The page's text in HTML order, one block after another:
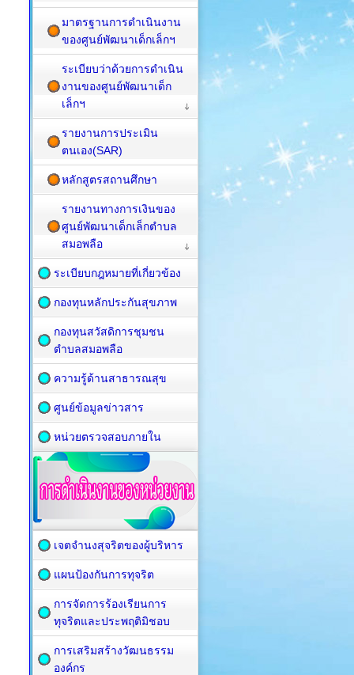
มาตรฐานการดำเนินงาน
ของศูนย์พัฒนาเด็กเล็กฯ
ระเบียบว่าด้วยการดำเนิน
งานของศูนย์พัฒนาเด็ก
เล็กฯ
รายงานการประเมิน
ตนเอง(SAR)
หลักสูตรสถานศึกษา
รายงานทางการเงินของ
ศูนย์พัฒนาเด็กเล็กตำบล
สมอพลือ
ระเบียบกฎหมายที่เกี่ยวข้อง
กองทุนหลักประกันสุขภาพ
กองทุนสวัสดิการชุมชน
ตำบลสมอพลือ
ความรู้ด้านสาธารณสุข
ศูนย์ข้อมูลข่าวสาร
หน่วยตรวจสอบภายใน
เจตจำนงสุจริตของผู้บริหาร
แผนป้องกันการทุจริต
การจัดการร้องเรียนการ
ทุจริตและประพฤติมิชอบ
การเสริมสร้างวัฒนธรรม
องค์กร